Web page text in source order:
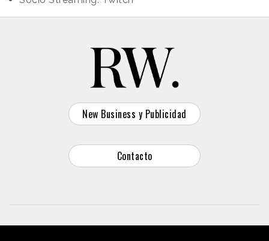
New Business y Publicidad
Contacto
© 2026 Reason Why